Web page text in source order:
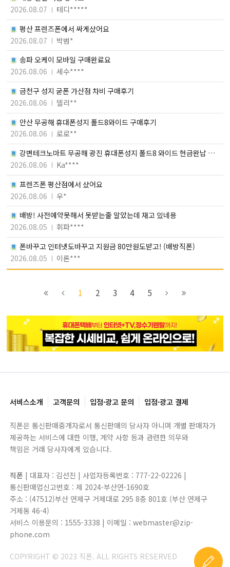
2026.08.07
테디*****
평산 프렌즈폰에서 싸게샀어요
2026.08.07
박범*
송파 오케이 모바일 구매완료요
2026.08.06
세수****
금천구 성지 굳폰 가산점 차비 구매후기
2026.08.06
델리**
안산 무공해 휴대폰성지 폴드8와이드 구매후기
2026.08.06
로로**
강변테크노마트 무공해 광진 휴대폰성지 폴드8 와이드 현금완납 완
료
2026.08.06
Ka****
프렌즈폰 평산점에서 샀어요
2026.08.06
우*
배방! 사전예약못해서 못받는줄 알았는데 재고 있네용
2026.08.05
휘파****
폰바꾸고 인터넷도바꾸고 지원금 80만원도받고! (배방직폰)
2026.08.05
이론***
블록으로페이지로
1 2 3 4 5
페이지로페이지로
서비스소개 고객문의 입점·광고 문의 입점·광고 결제
직폰은 통신판매중개자로서 통신판매의 당사자 아니며 개별 판매자가
제공하는 서비스에 대한 이행, 계약 사항 등과 관련한 의무와
책임은 거래 당사자에게 있습니다.
직폰 | 대표자 : 김선진 | 사업자등록번호 : 777-22-02226 |
통신판매업신고번호 : 제 2024-부산연-1690호
주소 : (47512)부산 연제구 거제대로 295 8층 801호 (부산 연제구
거제동 46-4)
서비스 이용문의 : 1555-3338 | 이메일 : webmaster@zip-
phone.com
COPYRIGHT © 2023 직폰. ALL RIGHTS RESERVED